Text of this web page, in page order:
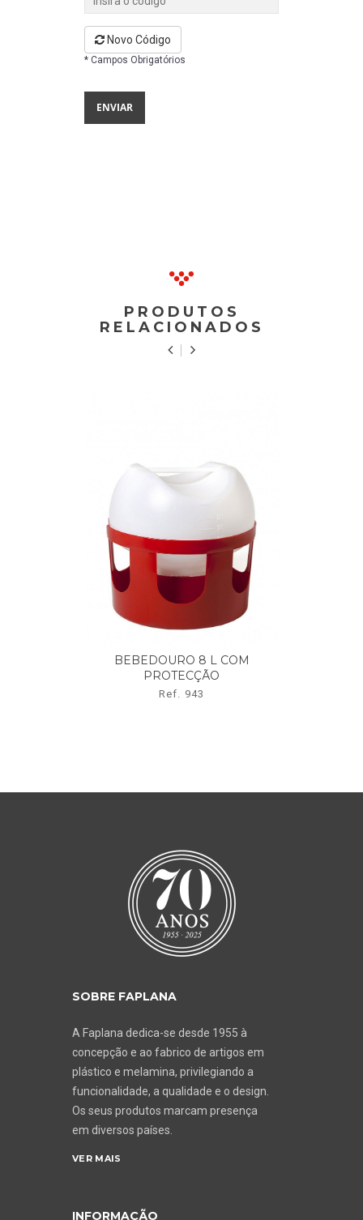
Novo Código
* Campos Obrigatórios
PRODUTOS
RELACIONADOS
BEBEDOURO 8 L COM
PROTECÇÃO
Ref. 943
SOBRE FAPLANA
A Faplana dedica-se desde 1955 à
concepção e ao fabrico de artigos em
plástico e melamina, privilegiando a
funcionalidade, a qualidade e o design.
Os seus produtos marcam presença
em diversos países.
VER MAIS
INFORMAÇÃO